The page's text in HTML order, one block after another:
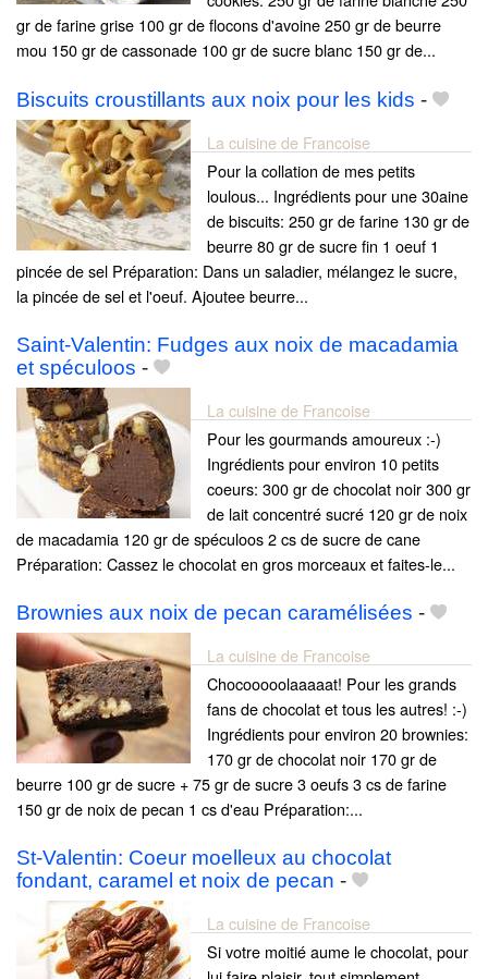
gr de farine grise 100 gr de flocons d'avoine 250 gr de beurre
mou 150 gr de cassonade 100 gr de sucre blanc 150 gr de...
Biscuits croustillants aux noix pour les kids -
La cuisine de Francoise
Pour la collation de mes petits
loulous... Ingrédients pour une 30aine
de biscuits: 250 gr de farine 130 gr de
beurre 80 gr de sucre fin 1 oeuf 1
pincée de sel Préparation: Dans un saladier, mélangez le sucre,
la pincée de sel et l'oeuf. Ajoutee beurre...
Saint-Valentin: Fudges aux noix de macadamia
et spéculoos -
La cuisine de Francoise
Pour les gourmands amoureux :-)
Ingrédients pour environ 10 petits
coeurs: 300 gr de chocolat noir 300 gr
de lait concentré sucré 120 gr de noix
de macadamia 120 gr de spéculoos 2 cs de sucre de cane
Préparation: Cassez le chocolat en gros morceaux et faites-le...
Brownies aux noix de pecan caramélisées -
La cuisine de Francoise
Chocooooolaaaaat! Pour les grands
fans de chocolat et tous les autres! :-)
Ingrédients pour environ 20 brownies:
170 gr de chocolat noir 170 gr de
beurre 100 gr de sucre + 75 gr de sucre 3 oeufs 3 cs de farine
150 gr de noix de pecan 1 cs d'eau Préparation:...
St-Valentin: Coeur moelleux au chocolat
fondant, caramel et noix de pecan -
La cuisine de Francoise
Si votre moitié aume le chocolat, pour